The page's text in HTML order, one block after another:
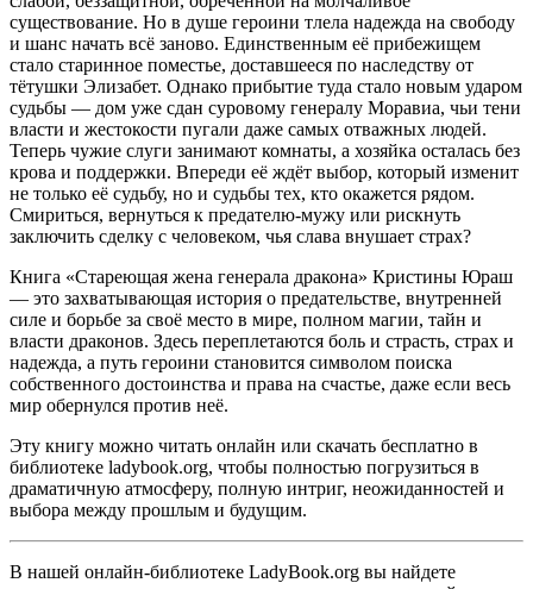
существование. Но в душе героини тлела надежда на свободу
и шанс начать всё заново. Единственным её прибежищем
стало старинное поместье, доставшееся по наследству от
тётушки Элизабет. Однако прибытие туда стало новым ударом
судьбы — дом уже сдан суровому генералу Моравиа, чьи тени
власти и жестокости пугали даже самых отважных людей.
Теперь чужие слуги занимают комнаты, а хозяйка осталась без
крова и поддержки. Впереди её ждёт выбор, который изменит
не только её судьбу, но и судьбы тех, кто окажется рядом.
Смириться, вернуться к предателю-мужу или рискнуть
заключить сделку с человеком, чья слава внушает страх?
Книга «Стареющая жена генерала дракона» Кристины Юраш
— это захватывающая история о предательстве, внутренней
силе и борьбе за своё место в мире, полном магии, тайн и
власти драконов. Здесь переплетаются боль и страсть, страх и
надежда, а путь героини становится символом поиска
собственного достоинства и права на счастье, даже если весь
мир обернулся против неё.
Эту книгу можно читать онлайн или скачать бесплатно в
библиотеке ladybook.org, чтобы полностью погрузиться в
драматичную атмосферу, полную интриг, неожиданностей и
выбора между прошлым и будущим.
В нашей онлайн-библиотеке LadyBook.org вы найдете